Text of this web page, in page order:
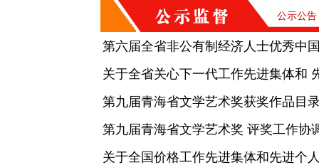
公示公告
第六届全省非公有制经济人士优秀中
关于全省关心下一代工作先进集体和
第九届青海省文学艺术奖获奖作品目
第九届青海省文学艺术奖 评奖工作协
关于全国价格工作先进集体和先进个